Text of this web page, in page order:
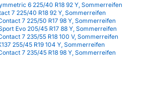
6 225/40 R18 92 Y, Sommerreifen
7 225/40 R18 92 Y, Sommerreifen
7 225/50 R17 98 Y, Sommerreifen
Evo 205/45 R17 88 Y, Sommerreifen
7 235/55 R18 100 V, Sommerreifen
255/45 R19 104 Y, Sommerreifen
7 235/45 R18 98 Y, Sommerreifen